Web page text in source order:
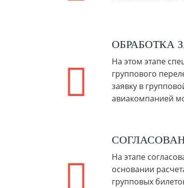
ОБРАБОТКА
На этом этапе
группового
заявку в
авиакомпанией
На этапе
основании
групповых